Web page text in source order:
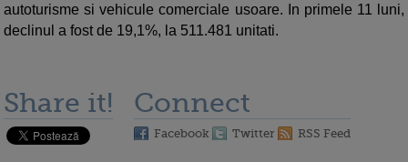
autoturisme si vehicule comerciale usoare. In primele 11 luni,
declinul a fost de 19,1%, la 511.481 unitati.
Share it! Connect
Facebook Twitter RSS Feed